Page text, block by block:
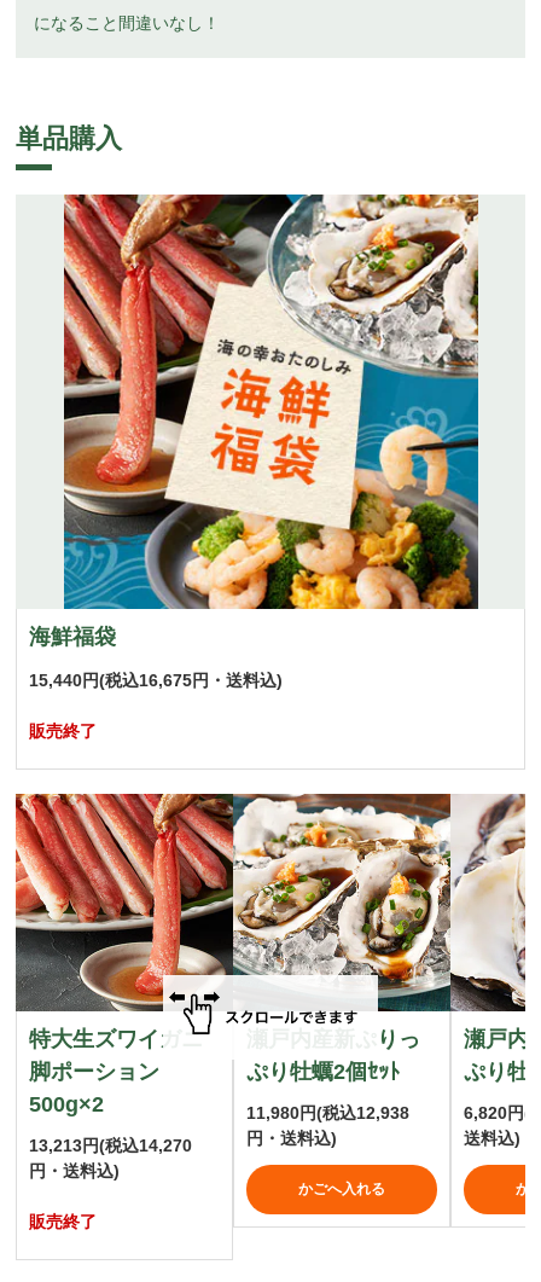
になること間違いなし！
単品購入
海鮮福袋
15,440円(税込16,675円・送料込)
販売終了
特大生ズワイガニ
脚ポーション
500g×2
13,213円(税込14,270
円・送料込)
販売終了
瀬戸内産新ぷりっ
ぷり牡蠣2個ｾｯﾄ
11,980円(税込12,938
円・送料込)
かごへ入れる
瀬戸内
ぷり牡
6,820円(
送料込)
か